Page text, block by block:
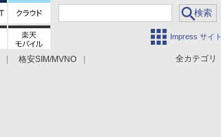
Impress サイト
全カテゴリ
格安SIM/MVNO